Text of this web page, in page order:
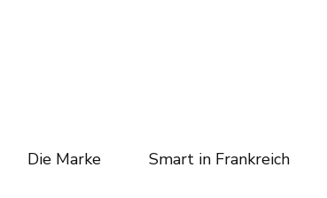
Die Marke Smart in Frankreich